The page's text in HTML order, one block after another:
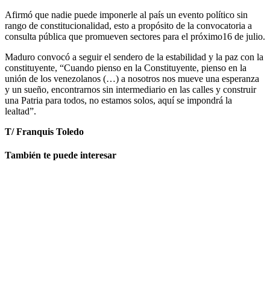
Afirmó que nadie puede imponerle al país un evento político sin
rango de constitucionalidad, esto a propósito de la convocatoria a
consulta pública que promueven sectores para el próximo16 de julio.
Maduro convocó a seguir el sendero de la estabilidad y la paz con la
constituyente, “Cuando pienso en la Constituyente, pienso en la
unión de los venezolanos (…) a nosotros nos mueve una esperanza
y un sueño, encontrarnos sin intermediario en las calles y construir
una Patria para todos, no estamos solos, aquí se impondrá la
lealtad”.
T/ Franquis Toledo
También te puede interesar